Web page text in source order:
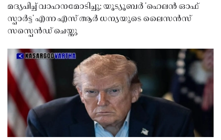
മദ്യപിച്ച് വാഹനമോടിച്ചു; യൂട്യൂബർ 'ഹെലൻ ഓഫ്
സ്പാർട്ട' എന്ന എസ് ആർ ധന്യയുടെ ലൈസൻസ്
സസ്പെൻഡ് ചെയ്തു ​​​​​​​